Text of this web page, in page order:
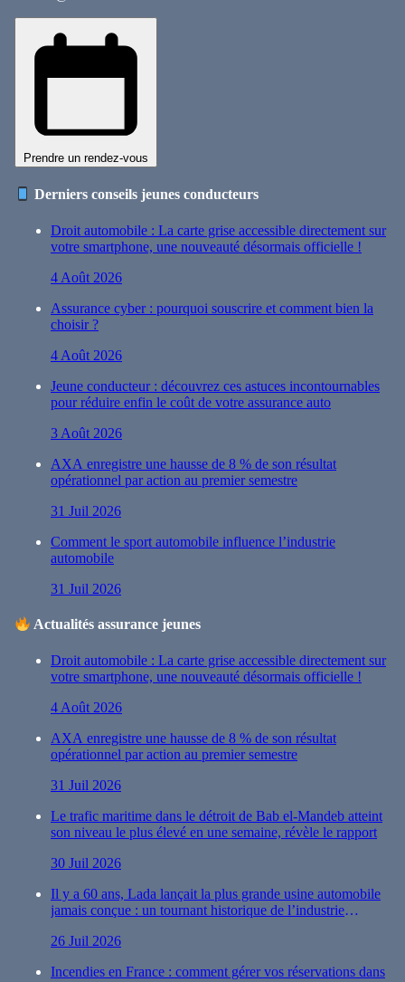
Prendre un rendez-vous
Derniers conseils jeunes conducteurs
Droit automobile : La carte grise accessible directement sur
votre smartphone, une nouveauté désormais officielle !
4 Août 2026
Assurance cyber : pourquoi souscrire et comment bien la
choisir ?
4 Août 2026
Jeune conducteur : découvrez ces astuces incontournables
pour réduire enfin le coût de votre assurance auto
3 Août 2026
AXA enregistre une hausse de 8 % de son résultat
opérationnel par action au premier semestre
31 Juil 2026
Comment le sport automobile influence l’industrie
automobile
31 Juil 2026
Actualités assurance jeunes
Droit automobile : La carte grise accessible directement sur
votre smartphone, une nouveauté désormais officielle !
4 Août 2026
AXA enregistre une hausse de 8 % de son résultat
opérationnel par action au premier semestre
31 Juil 2026
Le trafic maritime dans le détroit de Bab el-Mandeb atteint
son niveau le plus élevé en une semaine, révèle le rapport
30 Juil 2026
Il y a 60 ans, Lada lançait la plus grande usine automobile
jamais conçue : un tournant historique de l’industrie
26 Juil 2026
Incendies en France : comment gérer vos réservations dans